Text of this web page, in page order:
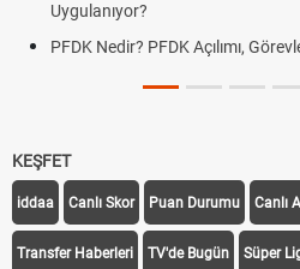
Uygulanıyor?
PFDK Nedir? PFDK Açılımı,
KEŞFET
iddaa Canlı Skor Puan Durumu Canlı
Transfer Haberleri TV'de Bugün Süper